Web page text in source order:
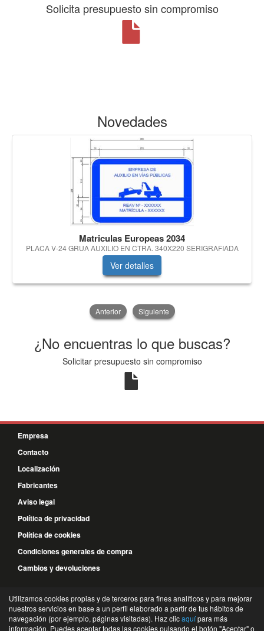
Solicita presupuesto sin compromiso
Novedades
Matriculas Europeas 2034
PLACA V-24 GRUA AUXILIO EN CTRA. 340X220 SERIGRAFIADA
Ver detalles
Anterior Siguiente
¿No encuentras lo que buscas?
Solicitar presupuesto sin compromiso
Empresa
Contacto
Localización
Fabricantes
Aviso legal
Política de privacidad
Política de cookies
Condiciones generales de compra
Cambios y devoluciones
926 58 67 54
648 239 073
Utilizamos cookies propias y de terceros para fines analíticos y para mejorar
nuestros servicios en base a un perfil elaborado a partir de tus hábitos de
navegación (por ejemplo, páginas visitadas). Haz clicaquípara más
información. Puedes aceptar todas las cookies pulsando el botón "Aceptar" o